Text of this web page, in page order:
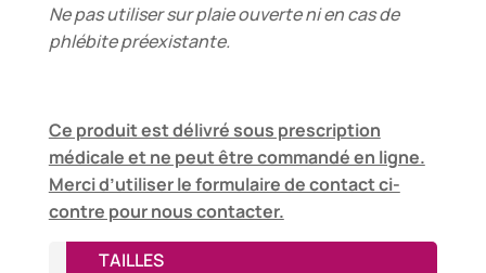
Ne pas utiliser sur plaie ouverte ni en cas de
phlébite préexistante.
Ce produit est délivré sous prescription
médicale et ne peut être commandé en ligne.
Merci d’utiliser le formulaire de contact ci-
contre pour nous contacter.
TAILLES